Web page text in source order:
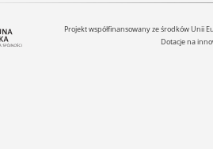
Projekt współfinansowany ze środków Unii
Dotacje na